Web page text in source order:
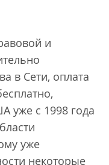
и
в Сети, оплата
уже с 1998 года
уже
некоторые